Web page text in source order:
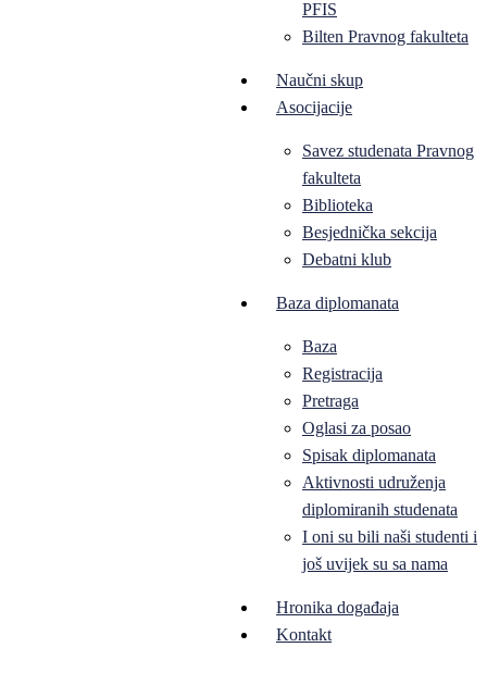
PFIS
Bilten Pravnog fakulteta
Naučni skup
Asocijacije
Savez studenata Pravnog
fakulteta
Biblioteka
Besjednička sekcija
Debatni klub
Baza diplomanata
Baza
Registracija
Pretraga
Oglasi za posao
Spisak diplomanata
Aktivnosti udruženja
diplomiranih studenata
I oni su bili naši studenti i
još uvijek su sa nama
Hronika događaja
Kontakt